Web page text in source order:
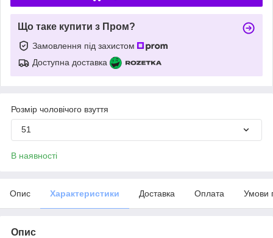
Що таке купити з Пром?
Замовлення під захистом
Доступна доставка
Розмір чоловічого взуття
51
В наявності
Опис Характеристики Доставка Оплата Умови
Опис